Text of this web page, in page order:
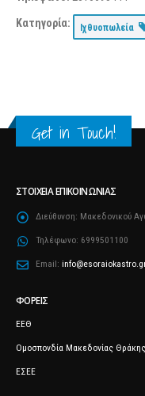
Κατηγορία: Ιχθυοπωλεία
Get in Touch!
ΣΤΟΙΧΕΊΑ ΕΠΙΚΟΙΝΩΝΊΑΣ
Διεύθυνση: Μακεδονικού
Τηλέφωνο: 6999501100
Email:
ΦΟΡΕΊΣ
ΕΕΘ
Ομοσπονδία Μακεδονίας Θράκης
ΕΣΕΕ